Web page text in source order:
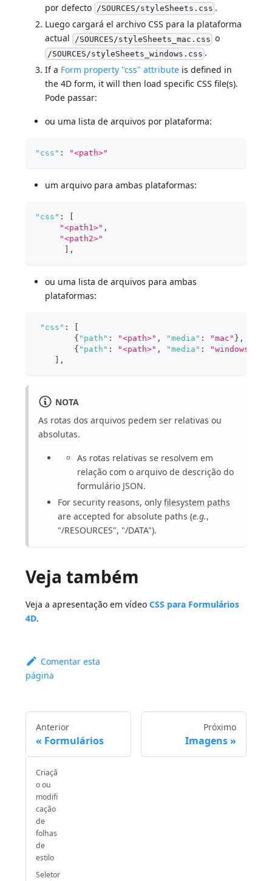
por defecto /SOURCES/styleSheets.css .
Luego cargará el archivo CSS para la plataforma
actual /SOURCES/styleSheets_mac.css o
/SOURCES/styleSheets_windows.css .
If a Form property "css" attribute is defined in
the 4D form, it will then load specific CSS file(s).
Pode passar:
ou uma lista de arquivos por plataforma:
"css" : "<path>"
um arquivo para ambas plataformas:
"css" :
"<path1>" ,
"<path2>"
,
ou uma lista de arquivos para ambas
plataformas:
"css" :
{ "path" : "<path>" , "media" : "mac" } ,
{ "path" : "<path>" , "media" : "windows"
,
NOTA
As rotas dos arquivos pedem ser relativas ou
absolutas.
As rotas relativas se resolvem em
relação com o arquivo de descrição do
formulário JSON.
For security reasons, onlyfilesystem paths
are accepted for absolute paths (e.g.,
"/RESOURCES", "/DATA").
Veja também
Veja a apresentação em vídeoCSS para Formulários
4D.
Comentar esta
página
Anterior
Formulários
Próximo
Imagens
Criaçã
o ou
modifi
cação
de
folhas
de
estilo
Seletor